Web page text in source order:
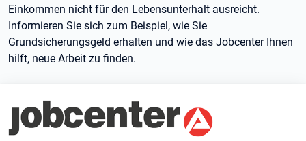
Einkommen nicht für den Lebensunterhalt ausreicht.
Informieren Sie sich zum Beispiel, wie Sie
Grundsicherungsgeld erhalten und wie das Jobcenter Ihnen
hilft, neue Arbeit zu finden.
Branding-Bereich Beschreibung